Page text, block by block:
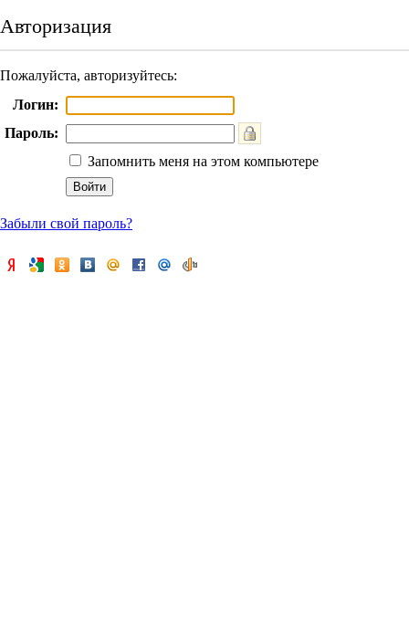
Авторизация
Пожалуйста, авторизуйтесь:
Логин:
Пароль:
Запомнить меня на этом компьютере
Забыли свой пароль?